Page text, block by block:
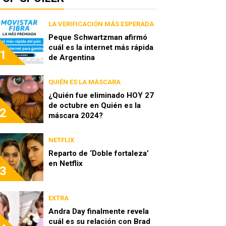
1
LA VERIFICACIÓN MÁS ESPERADA
Peque Schwartzman afirmó
cuál es la internet más rápida
de Argentina
2
QUIÉN ES LA MÁSCARA
¿Quién fue eliminado HOY 27
de octubre en Quién es la
máscara 2024?
3
NETFLIX
Reparto de ‘Doble fortaleza’
en Netflix
EXTRA
Andra Day finalmente revela
cuál es su relación con Brad